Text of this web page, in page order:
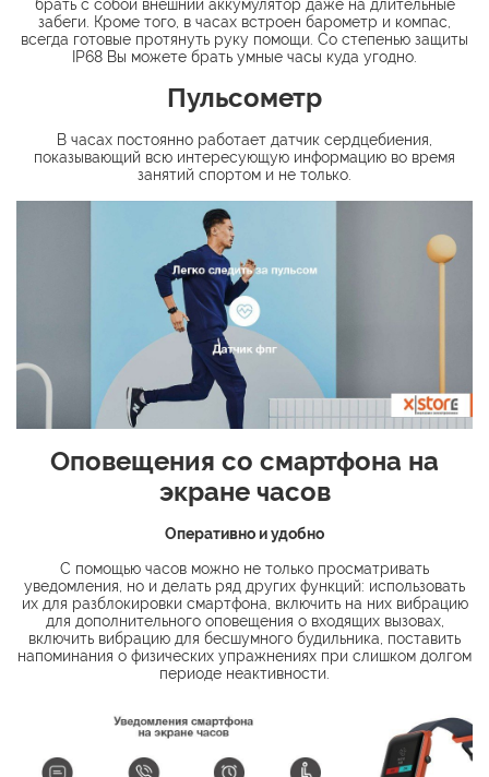
брать с собой внешний аккумулятор даже на длительные
забеги. Кроме того, в часах встроен барометр и компас,
всегда готовые протянуть руку помощи. Со степенью защиты
IP68 Вы можете брать умные часы куда угодно.​
Пульсометр
В часах постоянно работает датчик сердцебиения,
показывающий всю интересующую информацию во время
занятий спортом и не только.​
Оповещения со смартфона на
экране часов
Оперативно и удобно
С помощью часов можно не только просматривать
уведомления, но и делать ряд других функций: использовать
их для разблокировки смартфона, включить на них вибрацию
для дополнительного оповещения о входящих вызовах,
включить вибрацию для бесшумного будильника, поставить
напоминания о физических упражнениях при слишком долгом
периоде неактивности.